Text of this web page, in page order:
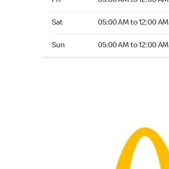
Sat 05:00 AM to 12:00 AM
Sun 05:00 AM to 12:00 AM